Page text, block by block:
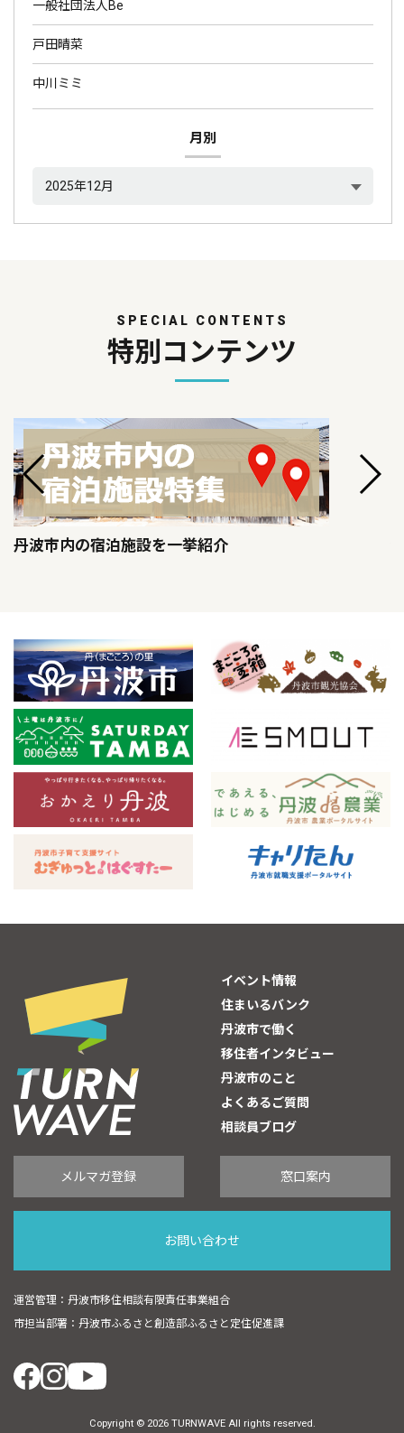
一般社団法人Be
戸田晴菜
中川ミミ
月別
SPECIAL CONTENTS
特別コンテンツ
丹波市内の宿泊施設を一挙紹介
イベント情報
住まいるバンク
丹波市で働く
移住者インタビュー
丹波市のこと
よくあるご質問
相談員ブログ
メルマガ登録 窓口案内
お問い合わせ
運営管理：丹波市移住相談有限責任事業組合
市担当部署：丹波市ふるさと創造部ふるさと定住促進課
Copyright © 2026 TURNWAVE All rights reserved.